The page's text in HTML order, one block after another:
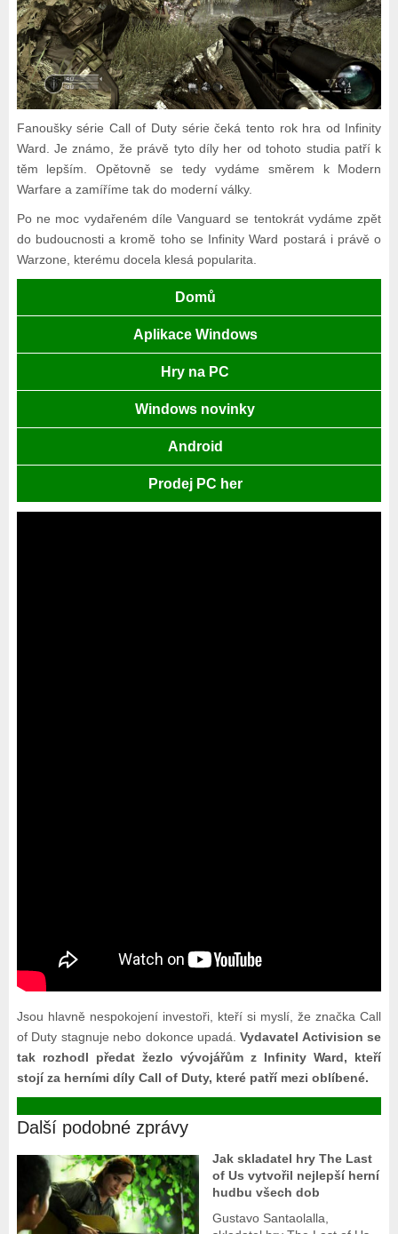
Fanoušky série Call of Duty série čeká tento rok hra od Infinity
Ward. Je známo, že právě tyto díly her od tohoto studia patří k
těm lepším. Opětovně se tedy vydáme směrem k Modern
Warfare a zamíříme tak do moderní války.
Po ne moc vydařeném díle Vanguard se tentokrát vydáme zpět
do budoucnosti a kromě toho se Infinity Ward postará i právě o
Warzone, kterému docela klesá popularita.
Domů
Aplikace Windows
Hry na PC
Windows novinky
Android
Prodej PC her
Jsou hlavně nespokojení investoři, kteří si myslí, že značka Call
of Duty stagnuje nebo dokonce upadá.Vydavatel Activision se
tak rozhodl předat žezlo vývojářům z Infinity Ward, kteří
stojí za herními díly Call of Duty, které patří mezi oblíbené.
Další podobné zprávy
Jak skladatel hry The Last
of Us vytvořil nejlepší herní
hudbu všech dob
Gustavo Santaolalla,